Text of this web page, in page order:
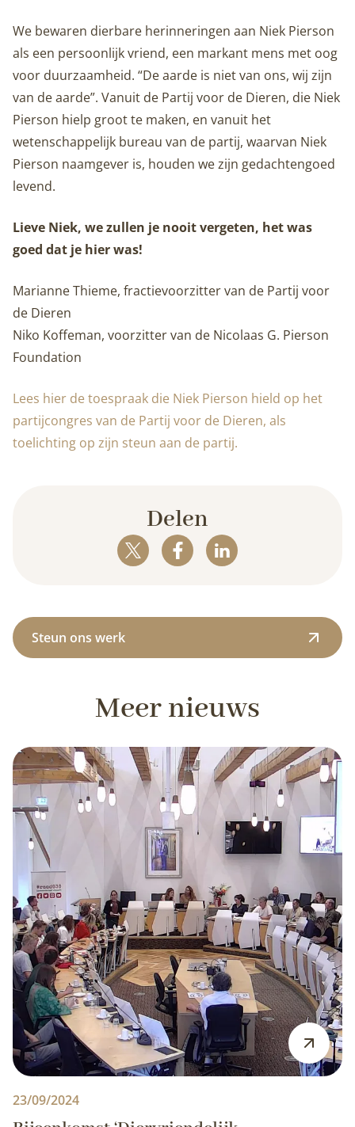
We bewaren dierbare herinneringen aan Niek Pierson
als een persoonlijk vriend, een markant mens met oog
voor duurzaamheid. “De aarde is niet van ons, wij zijn
van de aarde”. Vanuit de Partij voor de Dieren, die Niek
Pierson hielp groot te maken, en vanuit het
wetenschappelijk bureau van de partij, waarvan Niek
Pierson naamgever is, houden we zijn gedachtengoed
levend.
Lieve Niek, we zullen je nooit vergeten, het was
goed dat je hier was!
Marianne Thieme, fractievoorzitter van de Partij voor
de Dieren
Niko Koffeman, voorzitter van de Nicolaas G. Pierson
Foundation
Lees hier de toespraak die Niek Pierson hield op het
partijcongres van de Partij voor de Dieren, als
toelichting op zijn steun aan de partij.
Delen
Steun ons werk
Meer nieuws
23/09/2024